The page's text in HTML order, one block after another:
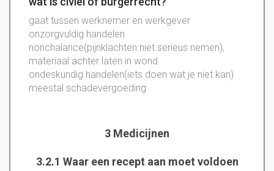
gaat tussen werknemer en werkgever
onzorgvuldig handelen
nonchalance(pijnklachten niet serieus nemen),
materiaal achter laten in wond
ondeskundig handelen(iets doen wat je niet kan)
meestal schadevergoeding
3 Medicijnen
3.2.1 Waar een recept aan moet voldoen